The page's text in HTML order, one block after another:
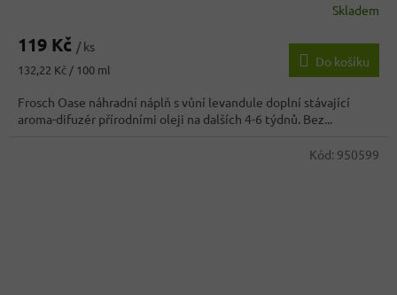
Skladem
119 Kč / ks
Měrná
132,22 Kč / 100 ml
Do košíku
Frosch Oase náhradní náplň s vůní levandule doplní stávající
aroma-difuzér přírodními oleji na dalších 4-6 týdnů. Bez...
Kód: 950599